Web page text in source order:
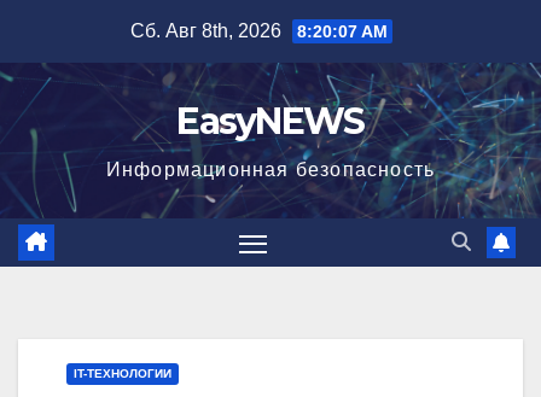
содержимому
Сб. Авг 8th, 2026 8:20:07 AM
EasyNEWS
Информационная безопаcность
IT-ТЕХНОЛОГИИ